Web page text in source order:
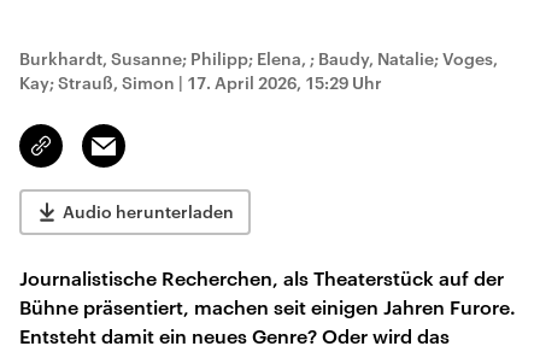
Burkhardt, Susanne; Philipp; Elena, ; Baudy, Natalie; Voges,
Kay; Strauß, Simon | 17. April 2026, 15:29 Uhr
Link
kopieren/teilen
Email
Audio herunterladen
Journalistische Recherchen, als Theaterstück auf der
Bühne präsentiert, machen seit einigen Jahren Furore.
Entsteht damit ein neues Genre? Oder wird das